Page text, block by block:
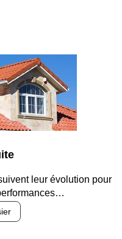
leur évolution pour